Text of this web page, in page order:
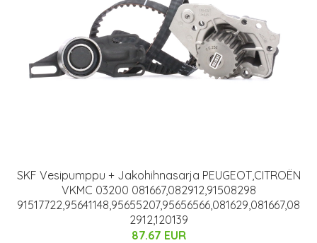
SKF Vesipumppu + Jakohihnasarja PEUGEOT,CITROËN
VKMC 03200 081667,082912,91508298
91517722,95641148,95655207,95656566,081629,081667,08
2912,120139
87.67 EUR